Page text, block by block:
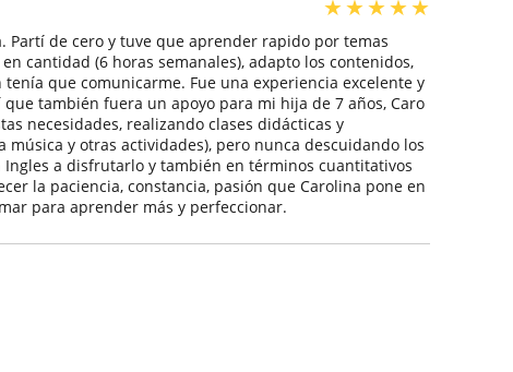
★★★★★
Partí de cero y tuve que aprender rapido por temas
cantidad (6 horas semanales), adapto los contenidos,
que comunicarme. Fue una experiencia excelente y
también fuera un apoyo para mi hija de 7 años, Caro
necesidades, realizando clases didácticas y
y otras actividades), pero nunca descuidando los
a disfrutarlo y también en términos cuantitativos
la paciencia, constancia, pasión que Carolina pone en
para aprender más y perfeccionar.